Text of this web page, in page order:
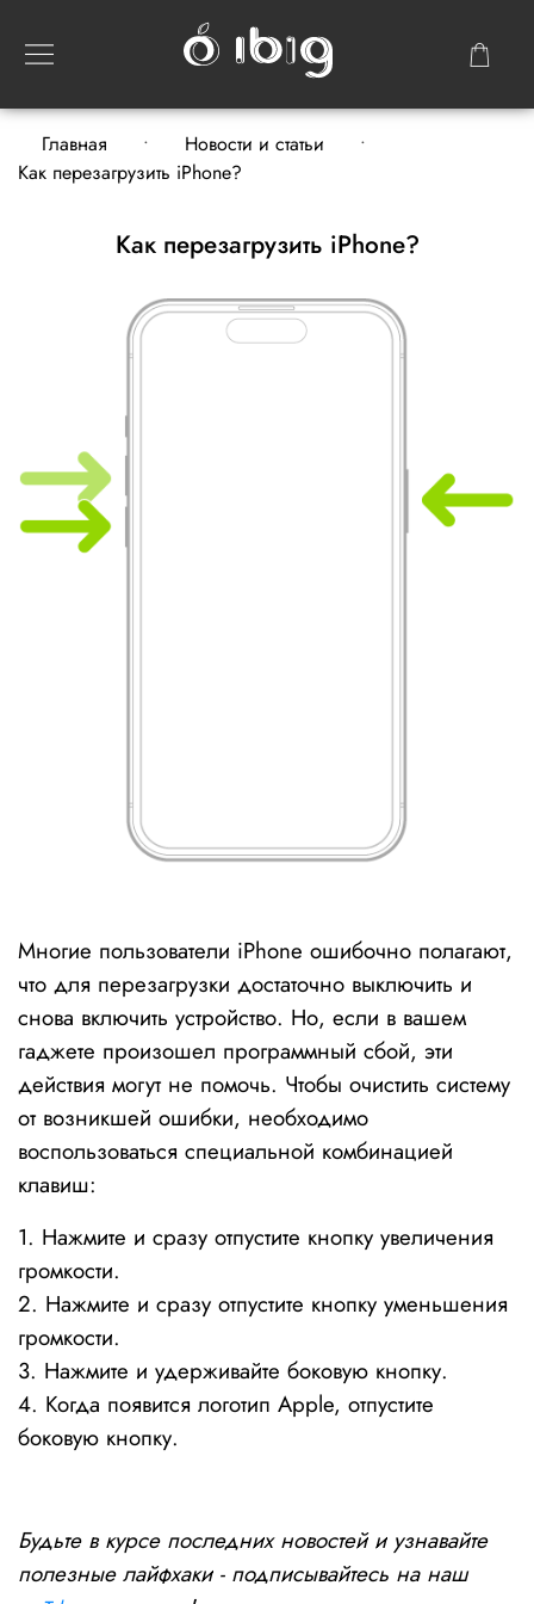
Главная
Новости и статьи
Как перезагрузить iPhone?
Как перезагрузить iPhone?
Многие пользователи iPhone ошибочно полагают,
что для перезагрузки достаточно выключить и
снова включить устройство. Но, если в вашем
гаджете произошел программный сбой, эти
действия могут не помочь. Чтобы очистить систему
от возникшей ошибки, необходимо
воспользоваться специальной комбинацией
клавиш:
1. Нажмите и сразу отпустите кнопку увеличения
громкости.
2. Нажмите и сразу отпустите кнопку уменьшения
громкости.
3. Нажмите и удерживайте боковую кнопку.
4. Когда появится логотип Apple, отпустите
боковую кнопку.
Будьте в курсе последних новостей и узнавайте
полезные лайфхаки - подписывайтесь на наш